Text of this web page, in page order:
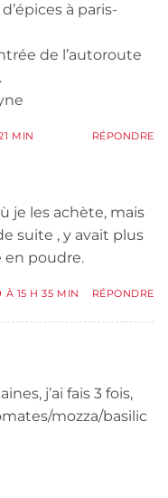
à paris-
de l’autoroute
MIN RÉPONDRE
je les achète, mais
suite , y avait plus
poudre.
À 15 H 35 MIN RÉPONDRE
j’ai fais 3 fois,
mozza/basilic